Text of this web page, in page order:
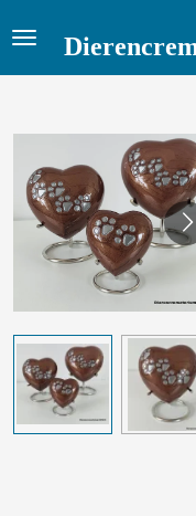
Ga
de
hoofdinhoud